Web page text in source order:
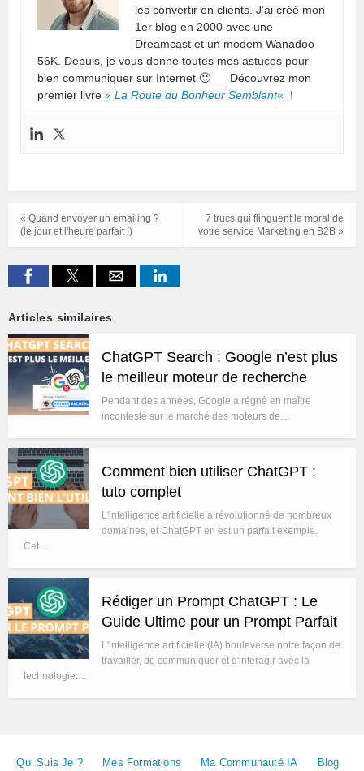
les convertir en clients. J’ai créé mon
1er blog en 2000 avec une
Dreamcast et un modem Wanadoo
56K. Depuis, je vous donne toutes mes astuces pour
bien communiquer sur Internet 🙂 __ Découvrez mon
premier livre « La Route du Bonheur Semblant« !
7 trucs qui flinguent le moral de
votre service Marketing en B2B »
« Quand envoyer un emailing ?
(le jour et l'heure parfait !)
Articles similaires
ChatGPT Search : Google n’est plus
le meilleur moteur de recherche
Pendant des années, Google a régné en maître
incontesté sur le marché des moteurs de…
Comment bien utiliser ChatGPT :
tuto complet
L'intelligence artificielle a révolutionné de nombreux
domaines, et ChatGPT en est un parfait exemple.
Cet…
Rédiger un Prompt ChatGPT : Le
Guide Ultime pour un Prompt Parfait
L'intelligence artificielle (IA) bouleverse notre façon de
travailler, de communiquer et d'interagir avec la
technologie.…
Qui Suis Je ? Mes Formations Ma Communauté IA Blog